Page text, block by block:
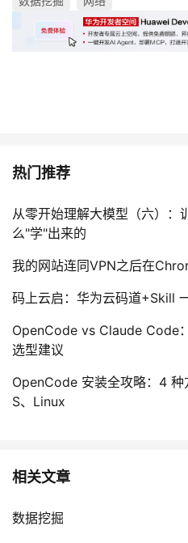
热门推荐
从零开始理解大模型（六）
么"学"出来的
我的网站连同VPN之后在
码上云启：华为云码道+Skill
OpenCode vs Claude Code
选型建议
OpenCode 安装全攻略：4
S、Linux
相关文章
数据挖掘